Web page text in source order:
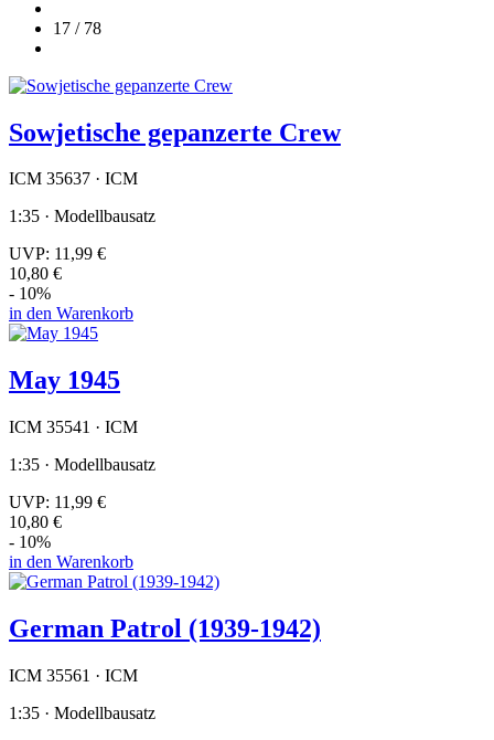
17 / 78
Sowjetische gepanzerte Crew
ICM 35637 · ICM
1:35 · Modellbausatz
UVP: 11,99 €
10,80 €
- 10%
in den Warenkorb
May 1945
ICM 35541 · ICM
1:35 · Modellbausatz
UVP: 11,99 €
10,80 €
- 10%
in den Warenkorb
German Patrol (1939-1942)
ICM 35561 · ICM
1:35 · Modellbausatz